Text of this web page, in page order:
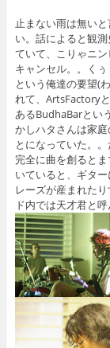
止まない雨は無い
い。話によると観
ていて、こりゃニ
キャンセル。。く
という俺達の要望(
れて、ArtsFactory
あるBudhaBarとい
かしハタさんは家
とになっていた。
完全に曲を創ると
いていると、ギタ
レーズが産まれた
ド内では天才君と呼